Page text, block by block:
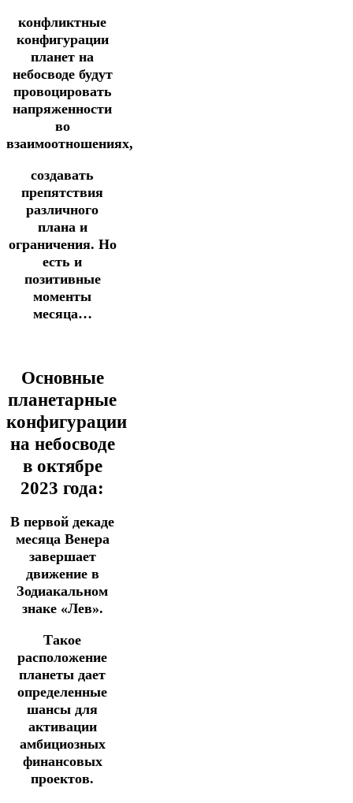
конфликтные
конфигурации
планет на
небосводе будут
провоцировать
напряженности
во
взаимоотношениях,
создавать
препятствия
различного
плана и
ограничения. Но
есть и
позитивные
моменты
месяца…
Основные
планетарные
конфигурации
на небосводе
в октябре
2023 года:
В первой декаде
месяца Венера
завершает
движение в
Зодиакальном
знаке «Лев».
Такое
расположение
планеты дает
определенные
шансы для
активации
амбициозных
финансовых
проектов.